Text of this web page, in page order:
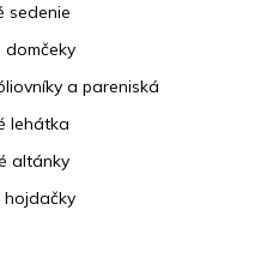
sedenie
a pareniská
lehátka
altánky